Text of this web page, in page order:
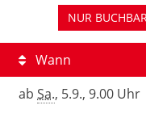
NUR
Wann
ab Sa., 5.9., 9.00 Uhr